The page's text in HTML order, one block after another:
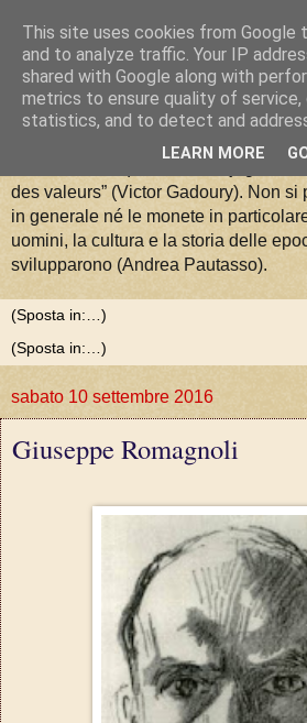
La Moneta tra
Valori
des valeurs” (Victor Gadoury). Non
in generale né le monete in
uomini, la cultura e la storia delle
svilupparono (Andrea Pautasso).
sabato 10 settembre 2016
Giuseppe Romagnoli
This site uses cookies from Google
and to analyze traffic. Your IP
shared with Google along with
metrics to ensure quality of service,
statistics, and to detect and
LEARN MORE